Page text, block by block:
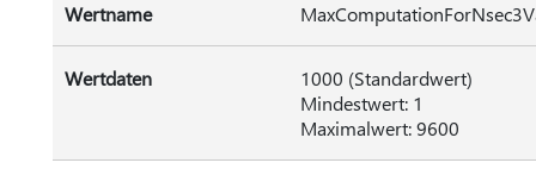
Wertname
Wertdaten
1000 (Standardwert)
Mindestwert: 1
Maximalwert: 9600